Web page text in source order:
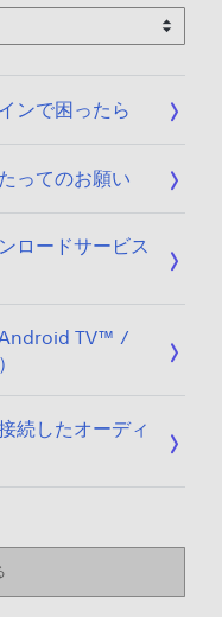
ンで困ったら
ってのお願い
ロードサービス
Android TV™ /
続したオーディ